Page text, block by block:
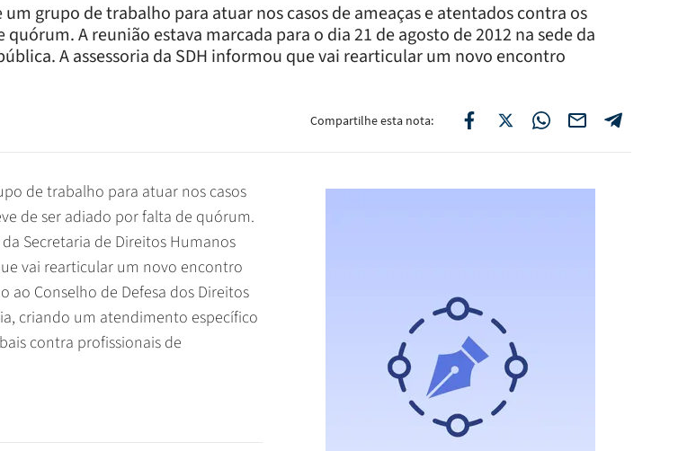
grupo de trabalho para atuar nos casos de ameaças e atentados contra os
A reunião estava marcada para o dia 21 de agosto de 2012 na sede da
A assessoria da SDH informou que vai rearticular um novo encontro
Compartilhe esta nota:
de trabalho para atuar nos casos
de ser adiado por falta de quórum.
Secretaria de Direitos Humanos
vai rearticular um novo encontro
Conselho de Defesa dos Direitos
criando um atendimento específico
contra profissionais de